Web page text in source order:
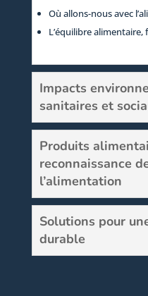
Où allons-nous avec
L’équilibre alimentaire,
Impacts
sanitaires et
Produits
reconnaissance
l’alimentation
Solutions pour
durable